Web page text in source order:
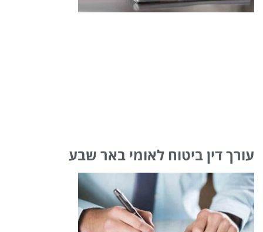
עורך דין ביטוח לאומי באר שבע